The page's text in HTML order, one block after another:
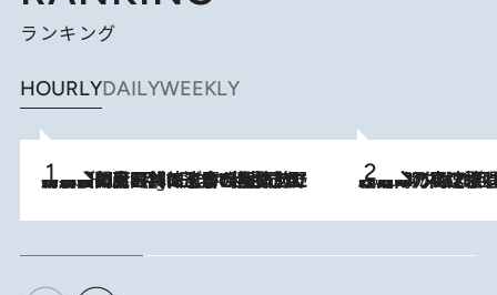
ランキング
HOURLYDAILYWEEKLY
10 Hours Ago
「最後に見られてよかった」上野動物園の東園パンダ舎が解体前に特別公開。8月16日まで延長されたパネル展と共に辿る“半世紀”のパンダ飼育《解体工事の図面あり》 2026.8.7
「湘南乃風に憧れて」観客大盛上がりの“タオル回し”に、ラッパー顔負けの高速歌唱まで…さだまさし（74）のアグレッシブすぎる現在地